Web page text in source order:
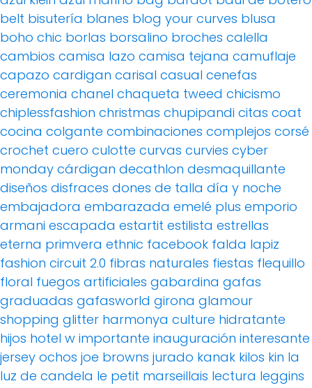
belt bisutería blanes blog your curves blusa
boho chic borlas borsalino broches calella
cambios camisa lazo camisa tejana camuflaje
capazo cardigan carisal casual cenefas
ceremonia chanel chaqueta tweed chicismo
chiplessfashion christmas chupipandi citas coat
cocina colgante combinaciones complejos corsé
crochet cuero culotte curvas curvies cyber
monday cárdigan decathlon desmaquillante
diseños disfraces dones de talla día y noche
embajadora embarazada emelé plus emporio
armani escapada estartit estilista estrellas
eterna primvera ethnic facebook falda lapiz
fashion circuit 2.0 fibras naturales fiestas flequillo
floral fuegos artificiales gabardina gafas
graduadas gafasworld girona glamour
shopping glitter harmonya culture hidratante
hijos hotel w importante inauguración interesante
jersey ochos joe browns jurado kanak kilos kin la
luz de candela le petit marseillais lectura leggins